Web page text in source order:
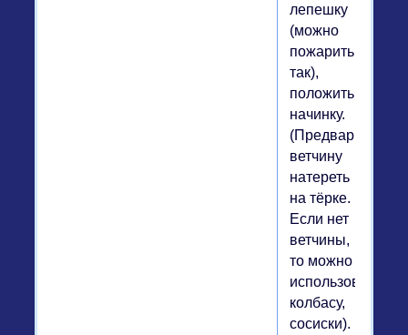
лепешку
(можно
пожарить
так),
положить
начинку.
(Предварительно
ветчину
натереть
на тёрке.
Если нет
ветчины,
то можно
использовать
колбасу,
сосиски).